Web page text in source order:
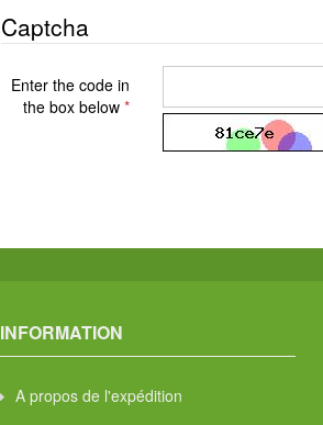
Captcha
Enter the code in
the box below
INFORMATION
A propos de l'expédition